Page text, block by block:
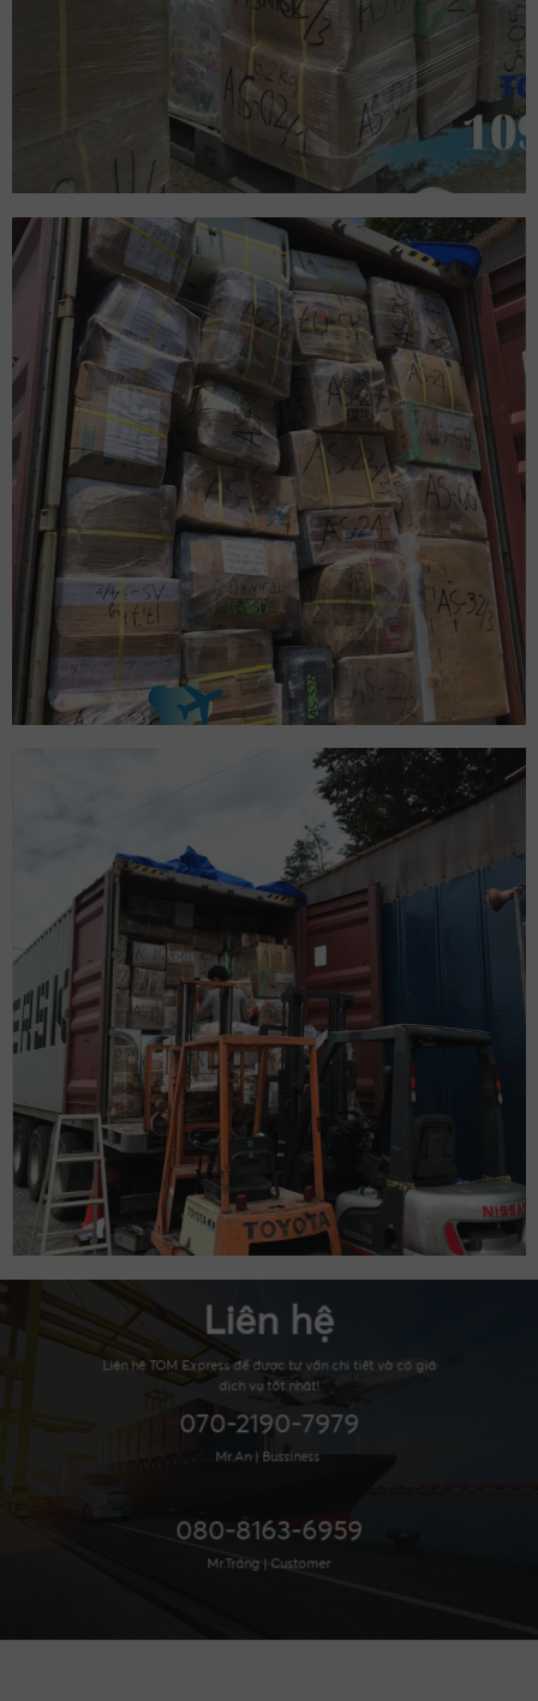
Liên hệ
Liên hệ TOM Express để được tư vấn chi tiết và có giá
dịch vụ tốt nhất!
070-2190-7979
Mr.An | Bussiness
080-8163-6959
Mr.Tráng | Customer